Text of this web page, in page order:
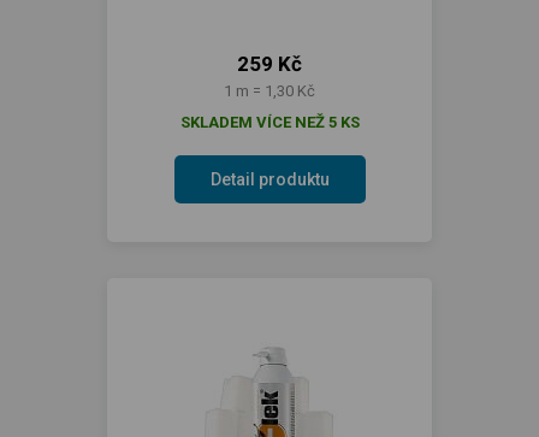
259 Kč
1 m = 1,30 Kč
SKLADEM VÍCE NEŽ 5 KS
Detail produktu